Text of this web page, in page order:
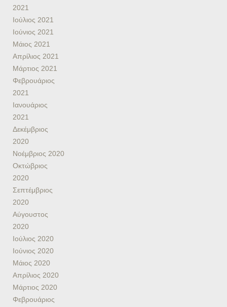
2021
Ιούλιος 2021
Ιούνιος 2021
Μάιος 2021
Απρίλιος 2021
Μάρτιος 2021
Φεβρουάριος
2021
Ιανουάριος
2021
Δεκέμβριος
2020
Νοέμβριος 2020
Οκτώβριος
2020
Σεπτέμβριος
2020
Αύγουστος
2020
Ιούλιος 2020
Ιούνιος 2020
Μάιος 2020
Απρίλιος 2020
Μάρτιος 2020
Φεβρουάριος